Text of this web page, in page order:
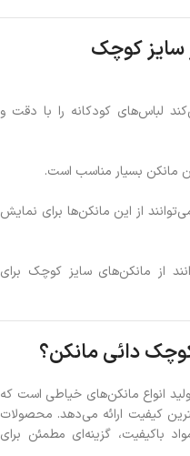
سایز کوچک
لباس‌های کودکانه را با دقت و
مانکن بسیار مناسب است.
از این مانکن‌ها برای نمایش
از مانکن‌های سایز کوچک برای
دائی مانکن؟
انواع مانکن‌های خیاطی است که
کیفیت ارائه می‌دهد. محصولات
باکیفیت، گزینه‌ای مطمئن برای